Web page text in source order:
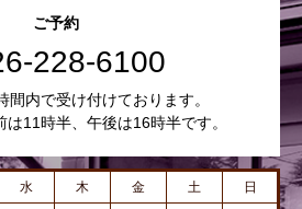
ご予約
228-6100
間内で受け付けております。
11時半、午後は16時半です。
水 木 金 土 日